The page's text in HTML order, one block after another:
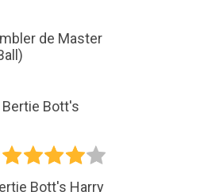
de Master
Bott's Harry